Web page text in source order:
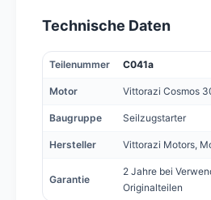
Technische Daten
Teilenummer C041a
Motor Vittorazi Cosmos
Baugruppe Seilzugstarter
Hersteller Vittorazi Motors,
Garantie
2 Jahre bei
Originalteilen